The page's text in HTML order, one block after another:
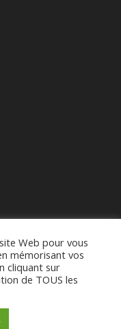
Web pour vous
mémorisant vos
cliquant sur
de TOUS les